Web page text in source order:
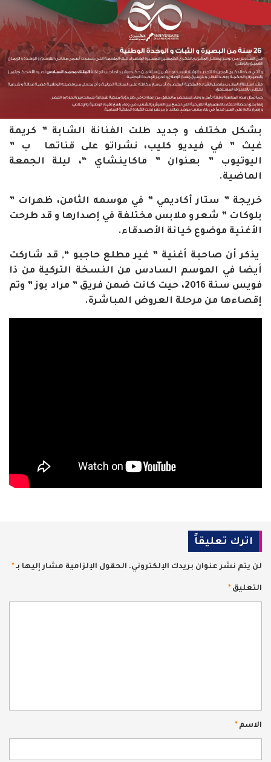
بشكل مختلف و جديد طلت الفنانة الشابة ” كريمة
غيث ” في فيديو كليب، نشراتو على قناتها ب ”
اليوتيوب ” بعنوان ” ماكاينشاي “، ليلة الجمعة
الماضية.
خريجة ” ستار أكاديمي ” في موسمه الثامن، ظهرات ”
بلوكات ” شعر و ملابس مختلفة في إصدارها و قد طرحت
الأغنية موضوع خيانة الأصدقاء.
يذكر أن صاحبة أغنية ” غير مطلع حاجبو “, قد شاركت
أيضا في الموسم السادس من النسخة التركية من ذا
فويس سنة 2016، حيت كانت ضمن فريق ” مراد بوز ” وتم
إقصاءها من مرحلة العروض المباشرة.
اترك تعليقاً
لن يتم نشر عنوان بريدك الإلكتروني. الحقول الإلزامية مشار إليها بـ *
التعليق *
الاسم *